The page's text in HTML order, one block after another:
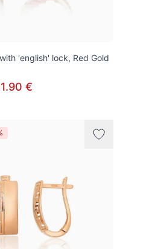
'english' lock, Red Gold
€